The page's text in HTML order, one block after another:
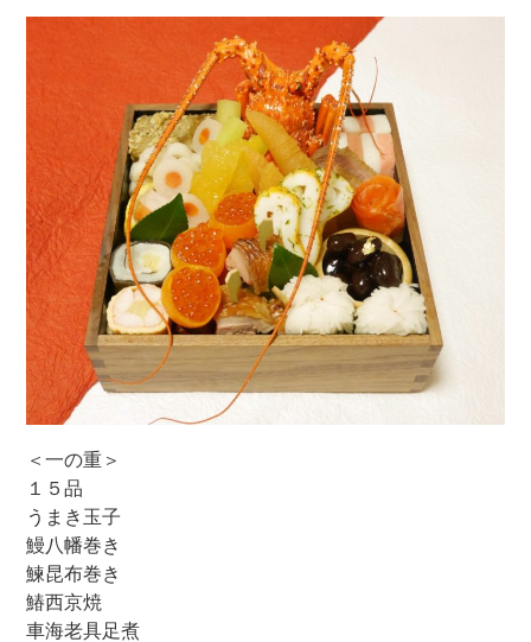
＜一の重＞
１５品
うまき玉子
鰻八幡巻き
鰊昆布巻き
鰆西京焼
車海老具足煮